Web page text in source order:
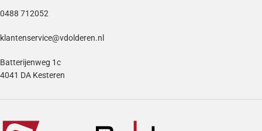
0488 712052
klantenservice@vdolderen.nl
Batterijenweg 1c
4041 DA Kesteren